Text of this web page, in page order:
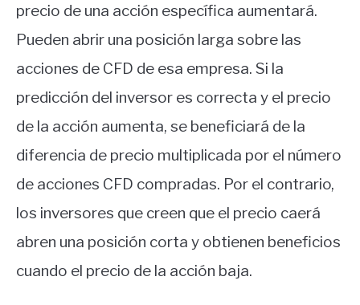
precio de una acción específica aumentará.
Pueden abrir una posición larga sobre las
acciones de CFD de esa empresa. Si la
predicción del inversor es correcta y el precio
de la acción aumenta, se beneficiará de la
diferencia de precio multiplicada por el número
de acciones CFD compradas. Por el contrario,
los inversores que creen que el precio caerá
abren una posición corta y obtienen beneficios
cuando el precio de la acción baja.